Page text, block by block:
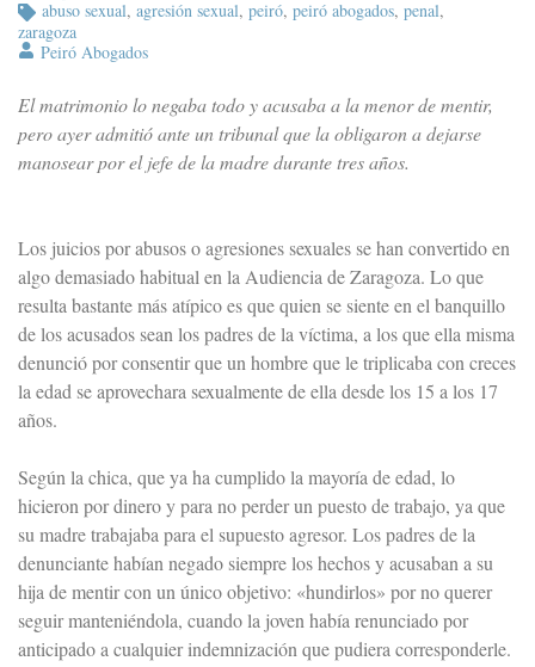
abuso sexual, agresión sexual, peiró, peiró abogados, penal,
zaragoza
Peiró Abogados
El matrimonio lo negaba todo y acusaba a la menor de mentir,
pero ayer admitió ante un tribunal que la obligaron a dejarse
manosear por el jefe de la madre durante tres años.
Los juicios por abusos o agresiones sexuales se han convertido en
algo demasiado habitual en la Audiencia de Zaragoza. Lo que
resulta bastante más atípico es que quien se siente en el banquillo
de los acusados sean los padres de la víctima, a los que ella misma
denunció por consentir que un hombre que le triplicaba con creces
la edad se aprovechara sexualmente de ella desde los 15 a los 17
años.
Según la chica, que ya ha cumplido la mayoría de edad, lo
hicieron por dinero y para no perder un puesto de trabajo, ya que
su madre trabajaba para el supuesto agresor. Los padres de la
denunciante habían negado siempre los hechos y acusaban a su
hija de mentir con un único objetivo: «hundirlos» por no querer
seguir manteniéndola, cuando la joven había renunciado por
anticipado a cualquier indemnización que pudiera corresponderle.